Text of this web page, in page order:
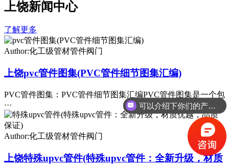
上饶新闻中心
了解更多
Author:化工级管材管件阀门
上饶pvc管件图集(PVC管件细节图集汇编)
PVC管件图集：PVC管件细节图集汇编PVC管件图集是一个包
···
Author:化工级管材管件阀门
上饶特殊upvc管件(特殊upvc管件：全新升级，材质
你们是怎么收费的呢